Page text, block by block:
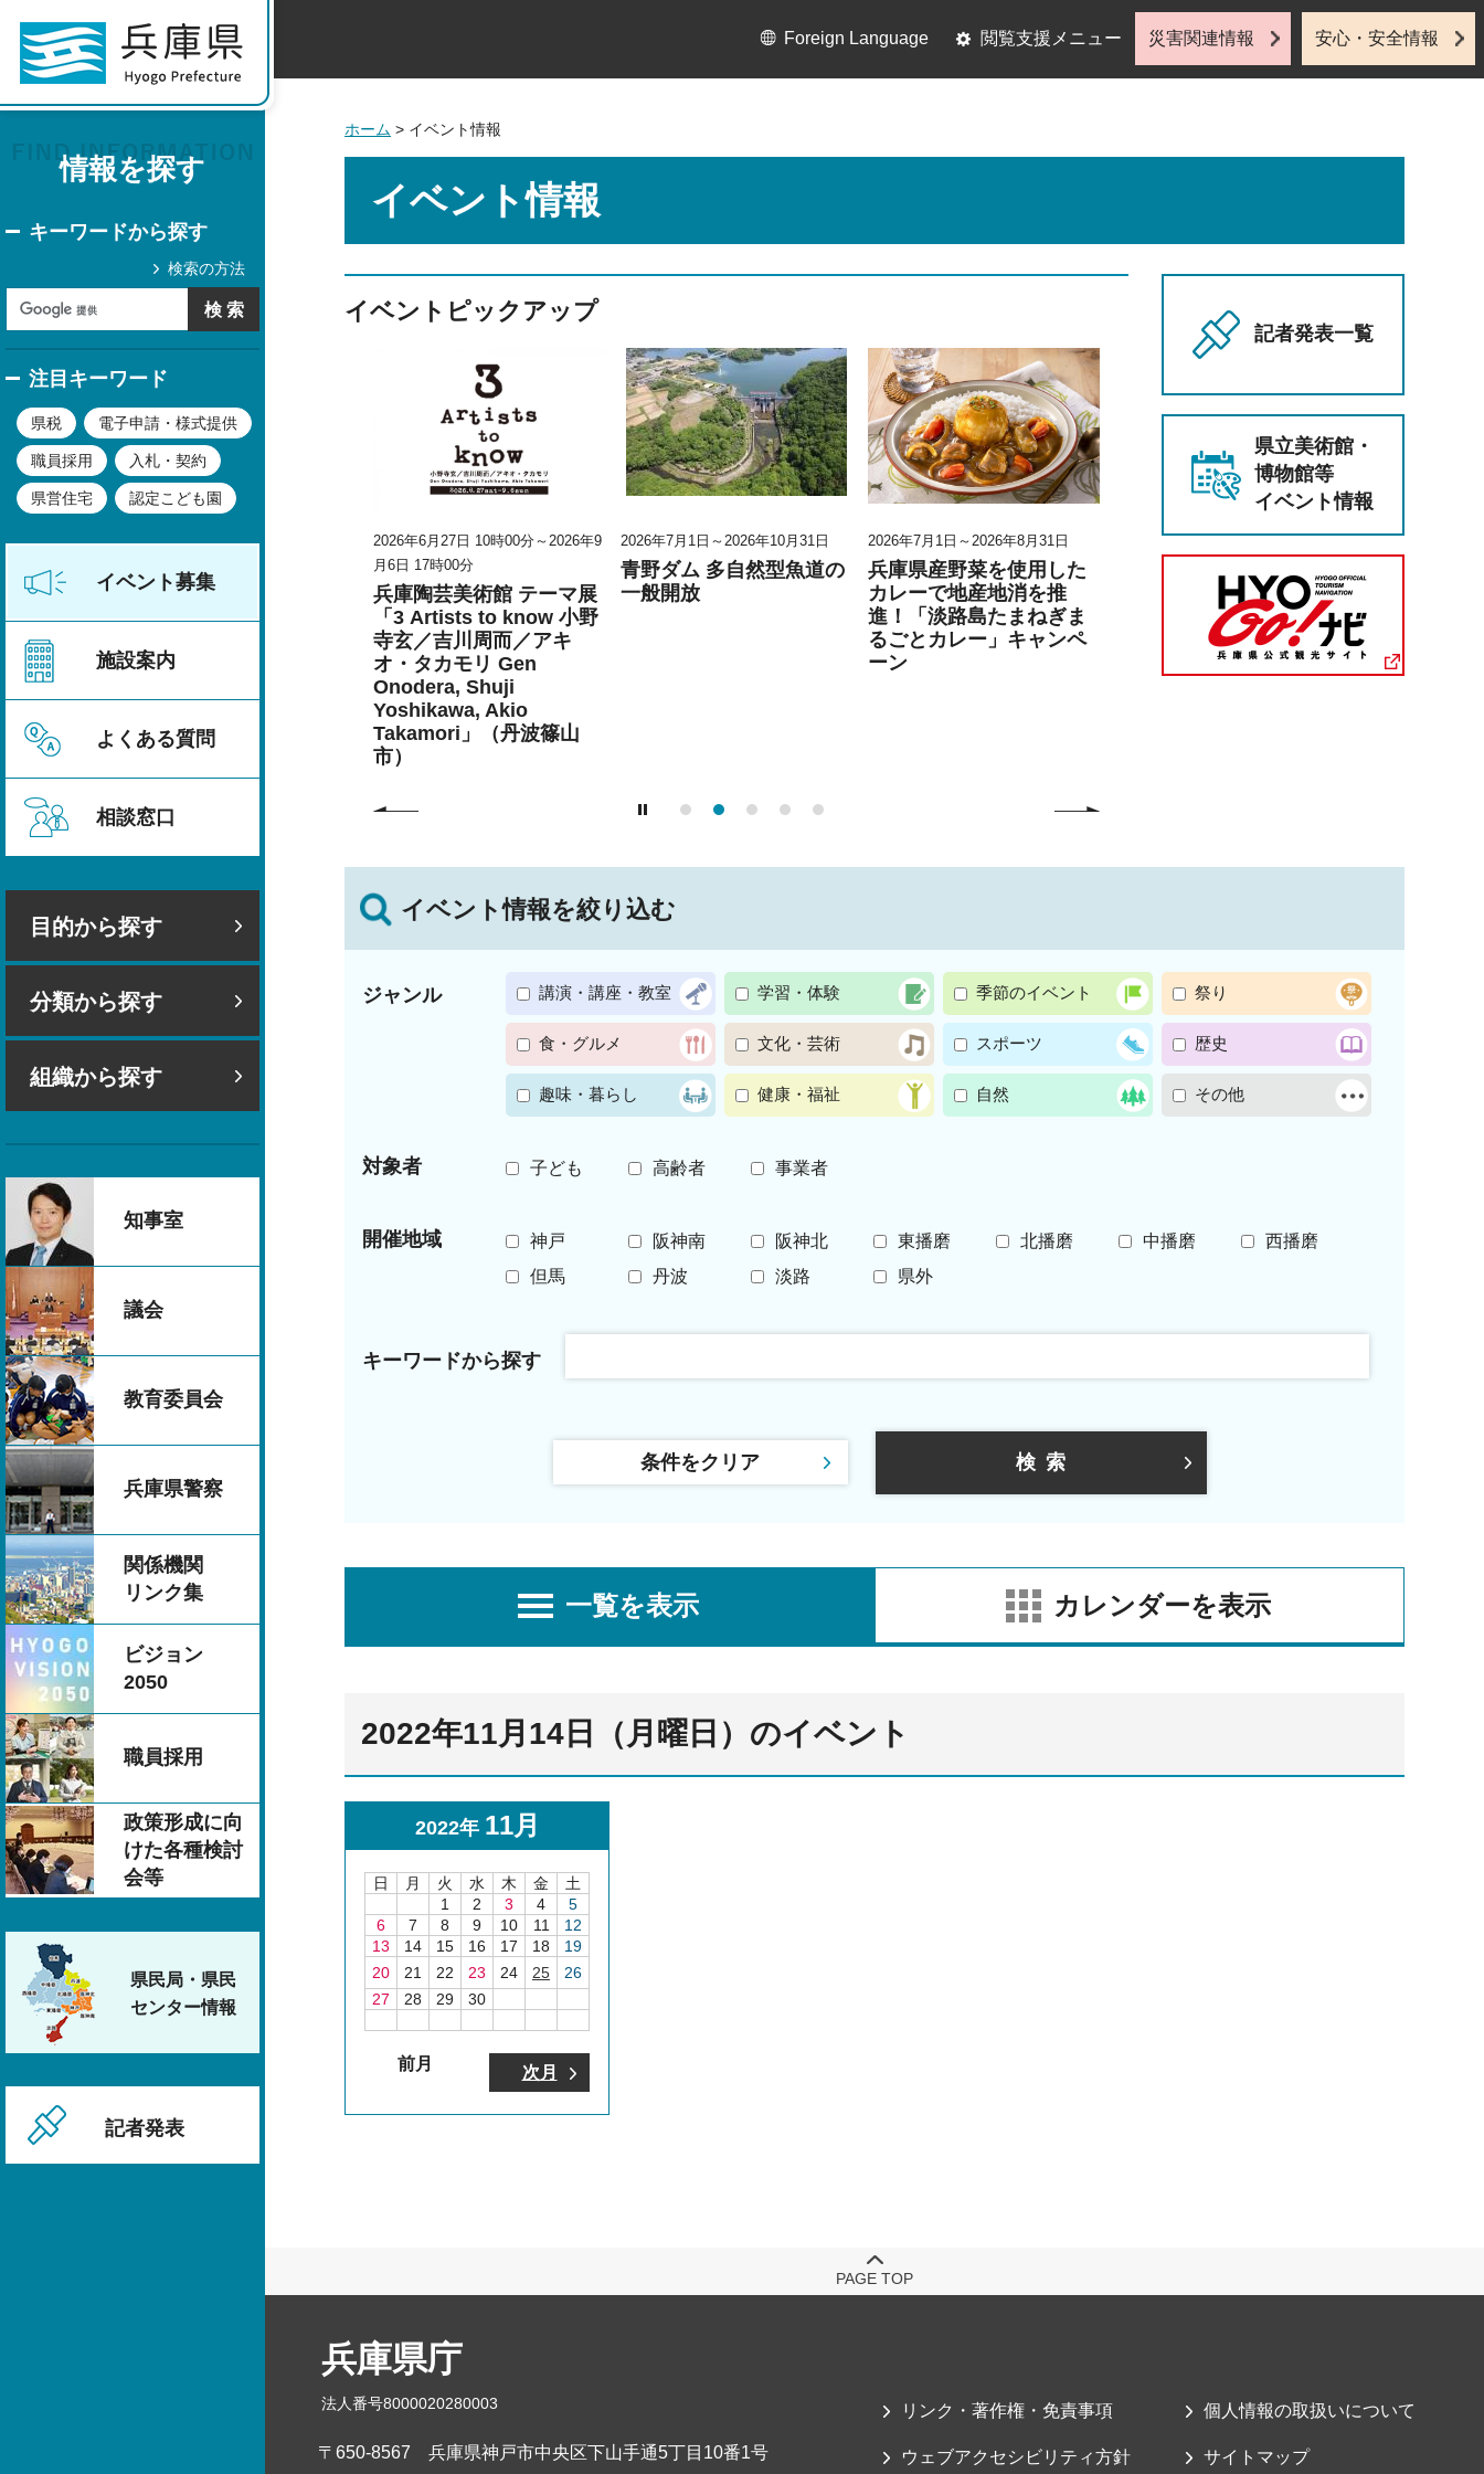
情報を探す
キーワードから探す
検索の方法
注目キーワード
県税 電子申請・様式提供
職員採用 入札・契約
県営住宅 認定こども園
イベント募集
施設案内
よくある質問
相談窓口
目的から探す
分類から探す
組織から探す
知事室
議会
教育委員会
兵庫県警察
関係機関
リンク集
ビジョン
2050
職員採用
政策形成に向
けた各種検討
会等
県民局・県民
センター情報
記者発表
Foreign Language 閲覧支援メニュー 災害関連情報 安心・安全情報
ホーム > イベント情報
イベント情報
イベントピックアップ
年8月23日
の災害
2026年6月27日 10時00分～2026年9
兵庫陶芸美術館 特別展
こども学芸員とつくる
（丹波篠山市）
2026年6月27日 10時00分～2026年9
月6日 17時00分
兵庫陶芸美術館 テーマ展
「3 Artists to know 小野
寺玄／吉川周而／アキ
オ・タカモリ Gen
Onodera, Shuji
Yoshikawa, Akio
Takamori」（丹波篠山
市）
2026年7月1日～2026年10月31日
青野ダム 多自然型魚道の
一般開放
2026年7月1日～2026年8月31日
兵庫県産野菜を使用した
カレーで地産地消を推
進！「淡路島たまねぎま
るごとカレー」キャンペ
ーン
2026年8月11日～2026年8月23日
『第30回六甲山の災害
2026年6月27日
こども学芸
「夏のこど
（丹波篠山
記者発表一覧
県立美術館・
博物館等
イベント情報
イベント情報を絞り込む
ジャンル 講演・講座・教室 学習・体験 季節のイベント 祭り
食・グルメ 文化・芸術 スポーツ 歴史
趣味・暮らし 健康・福祉 自然 その他
対象者 子ども 高齢者 事業者
開催地域 神戸 阪神南 阪神北 東播磨 北播磨 中播磨
西播磨
但馬
丹波 淡路 県外
キーワードから探す
条件をクリア
一覧を表示 カレンダーを表示
2022年11月14日（月曜日）のイベント
2022年 11月
日 月 火 水 木 金
土
1
2 3 4
5
6
7 8 9 10 11
12
13
14 15 16 17 18
19
20
21 22 23 24 25
26
27
28 29 30
前月 次月
PAGE TOP
兵庫県庁
法人番号8000020280003
〒650-8567 兵庫県神戸市中央区下山手通5丁目10番1号
リンク・著作権・免責事項 個人情報の取扱いについて
ウェブアクセシビリティ方針 サイトマップ